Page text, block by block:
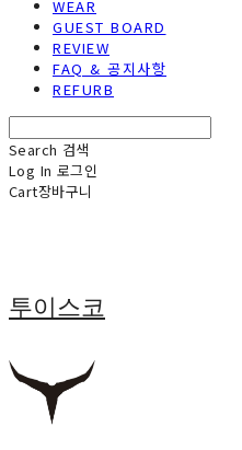
WEAR
GUEST BOARD
REVIEW
FAQ & 공지사항
REFURB
Search 검색
Log In 로그인
Cart장바구니
투이스코